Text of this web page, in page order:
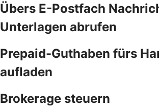
Übers E-Postfach
Unterlagen abrufen
Prepaid-Guthaben fürs
aufladen
Brokerage steuern